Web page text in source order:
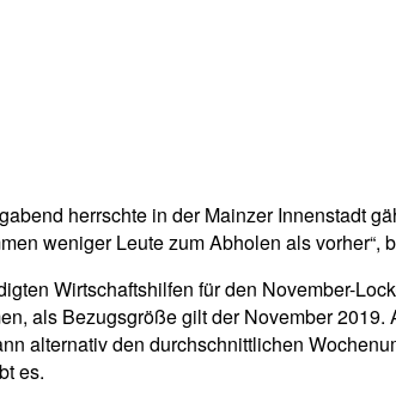
herrschte in der Mainzer Innenstadt
weniger Leute zum Abholen als
Wirtschaftshilfen für den November-
als Bezugsgröße gilt der November
alternativ den durchschnittlichen
es.